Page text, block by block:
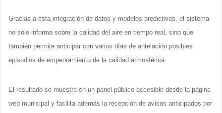
Gracias a esta integración de datos y modelos predictivos, el sistema
no sólo informa sobre la calidad del aire en tiempo real, sino que
también permite anticipar con varios días de antelación posibles
episodios de empeoramiento de la calidad atmosférica.
El resultado se muestra en un panel público accesible desde la página
web municipal y facilita además la recepción de avisos anticipados por